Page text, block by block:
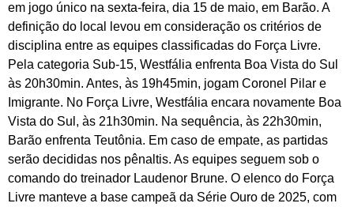
em jogo único na sexta-feira, dia 15 de maio, em Barão. A
definição do local levou em consideração os critérios de
disciplina entre as equipes classificadas do Força Livre.
Pela categoria Sub-15, Westfália enfrenta Boa Vista do Sul
às 20h30min. Antes, às 19h45min, jogam Coronel Pilar e
Imigrante. No Força Livre, Westfália encara novamente Boa
Vista do Sul, às 21h30min. Na sequência, às 22h30min,
Barão enfrenta Teutônia. Em caso de empate, as partidas
serão decididas nos pênaltis. As equipes seguem sob o
comando do treinador Laudenor Brune. O elenco do Força
Livre manteve a base campeã da Série Ouro de 2025, com